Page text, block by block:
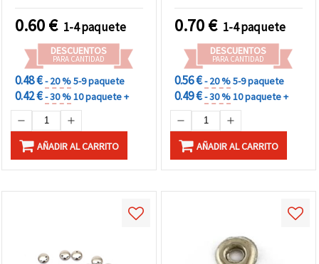
proyectos de
manualidades
0.60€ 1-4 paquete
DESCUENTOS
PARA CANTIDAD
0.48 €- 20 %5-9 paquete
0.42 €- 30 %10 paquete +
AÑADIR AL CARRITO
bisutería para pulseras y
collares
0.70€ 1-4 paquete
DESCUENTOS
PARA CANTIDAD
0.56 €- 20 %5-9 paquete
0.49 €- 30 %10 paquete +
AÑADIR AL CARRITO